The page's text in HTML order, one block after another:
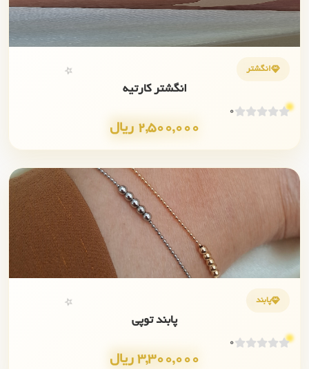
انگشتر
انگشتر کارتیه
0
2,500,000 ریال
💎
⭐
پابند
پابند توپی
0
3,300,000 ریال
✨
💎
⭐